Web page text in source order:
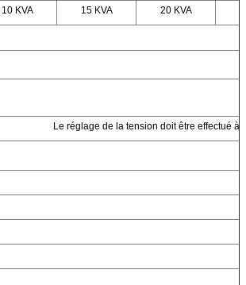
10 KVA 15 KVA 20 KVA
Le réglage de la tension doit être effectué à